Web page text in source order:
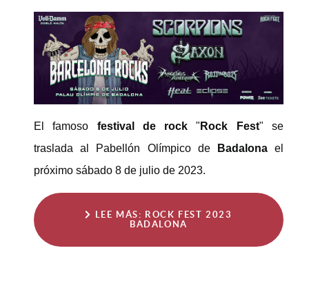
El famoso festival de rock " Rock Fest" se
traslada al Pabellón Olímpico de
Badalonael
próximo sábado 8 de julio de 2023.
LEE MÁS: ROCK FEST 2023
BADALONA